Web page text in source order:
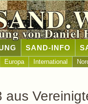
von Daniel
SAND-INFO
Europa International
aus